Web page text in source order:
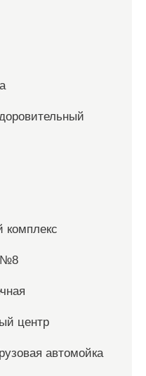
комплекс
№8
центр
автомойка